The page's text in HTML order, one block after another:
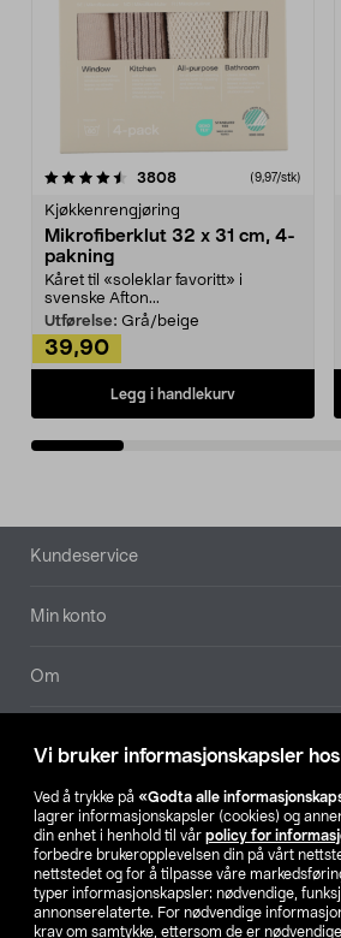
Vi bruker informasjonskapsler
Ved å trykke på «Godta alle
lagrer informasjonskapsler (cookies) og
din enhet i henhold til vår policy for
forbedre brukeropplevelsen din på vårt
nettstedet og for å tilpasse våre
typer informasjonskapsler: nødvendige,
annonserelaterte. For nødvendige
krav om samtykke, ettersom de er
3808anmeldelser(9,97/stk)
Kjøkkenrengjøring
Mikrofiberklut 32 x 31 cm, 4-
pakning
Kåret til «soleklar favoritt» i
svenske Afton...
Utførelse: Grå/beige
39,90
Legg i handlekurv
4.5av 5 stjerner
Bunntekst
Kundeservice
Min konto
Om
Våre selskaper
Finn din
SE NO FI